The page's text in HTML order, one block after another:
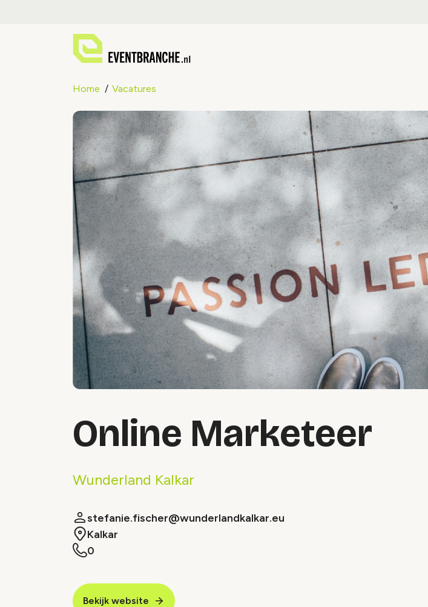
Home Vacatures
Online Marketeer
Wunderland Kalkar
stefanie.fischer@wunderlandkalkar.eu
Kalkar
0
Bekijk website